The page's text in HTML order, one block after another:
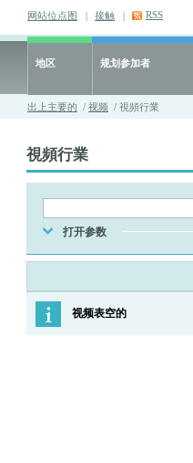
网站位点图 | 接触 | RSS
地区 规划参加者
出上主要的 / 视频 / 視頻行業
視頻行業
打开参数
视频表空的